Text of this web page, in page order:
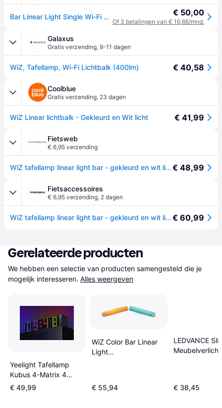
Bar Linear Light Single Wi-Fi White - WiZ Light Bar - Woonkamer - Modern - Kunststof € 50,00
Of 3 betalingen van € 16,66/mnd.
Galaxus
Gratis verzending, 9-11 dagen
WiZ, Tafellamp, Wi-Fi Lichtbalk (400lm) € 40,58
Coolblue
Gratis verzending, 23 dagen
WiZ Linear lichtbalk - Gekleurd en Wit licht € 41,99
Fietsweb
€ 6,95 verzending
WiZ tafellamp linear light bar - gekleurd en wit licht - slimme led verlichting - modern design - wi-fi€ 48,99
Fietsaccessoires
€ 6,95 verzending, 2 dagen
WiZ tafellamp linear light bar - gekleurd en wit licht - slimme led verlichting - modern design - wi-fi€ 60,99
Gerelateerde producten
We hebben een selectie van producten samengesteld die je
mogelijk interesseren. Alles weergeven
Yeelight Tafellamp
Kubus 4-Matrix 4
Stuks
Meubelverlichting
€ 49,99
WiZ Color Bar Linear
Light
€ 55,94
LEDVANCE
€ 38,45